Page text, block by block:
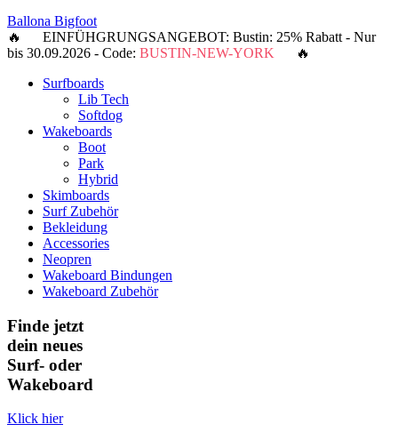
Ballona Bigfoot
🔥 EINFÜHGRUNGSANGEBOT: Bustin: 25% Rabatt - Nur
bis 30.09.2026 - Code: BUSTIN-NEW-YORK 🔥
Surfboards
Lib Tech
Softdog
Wakeboards
Boot
Park
Hybrid
Skimboards
Surf Zubehör
Bekleidung
Accessories
Neopren
Wakeboard Bindungen
Wakeboard Zubehör
Finde jetzt
dein neues
Surf- oder
Wakeboard
Klick hier